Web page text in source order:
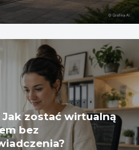
Jak zostać wirtualną
bez